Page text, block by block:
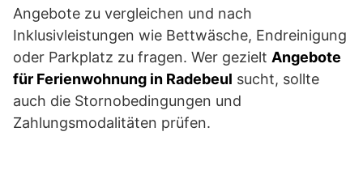
Angebote zu vergleichen und nach
Inklusivleistungen wie Bettwäsche, Endreinigung
oder Parkplatz zu fragen. Wer gezielt Angebote
für Ferienwohnung in Radebeul sucht, sollte
auch die Stornobedingungen und
Zahlungsmodalitäten prüfen.